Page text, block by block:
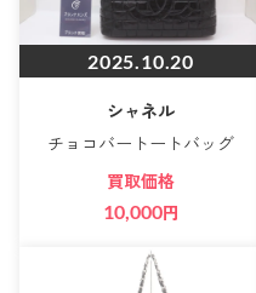
2025.10.20
シャネル
チョコバートートバッグ
買取価格
10,000円